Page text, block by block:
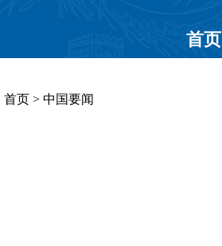
首页
首页 > 中国要闻